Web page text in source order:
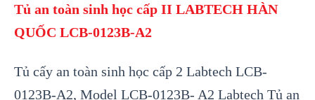
Tủ an toàn sinh học cấp II LABTECH HÀN
QUỐC LCB-0123B-A2
Tủ cấy an toàn sinh học cấp 2 Labtech LCB-
0123B-A2, Model LCB-0123B- A2 Labtech Tủ an